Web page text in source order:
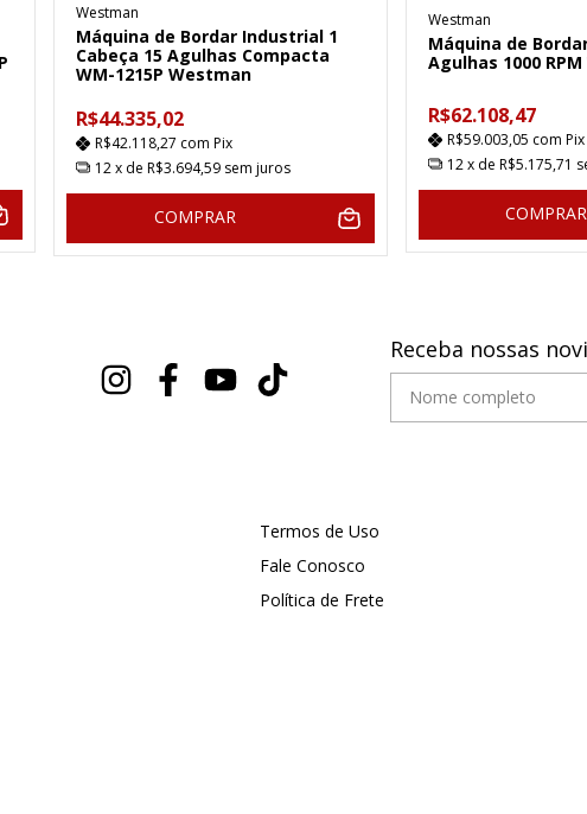
Westman
Máquina de Bordar Industrial 1
Cabeça 15 Agulhas Compacta
WM-1215P Westman
R$44.335,02
R$42.118,27 com Pix
12x deR$3.694,59 sem juros
COMPRAR
Westman
Máquina de
Agulhas 1000
R$62.108,47
R$59.003,05 com Pix
12 x de R$5.175,71
COMPRAR
Receba nossas
Termos de Uso
Fale Conosco
Política de Frete